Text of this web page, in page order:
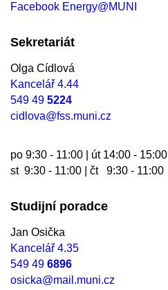
Facebook Energy@MUNI
Sekretariát
Olga Cídlová
Kancelář 4.44
549 49 5224
cidlova@fss.muni.cz
po 9:30 - 11:00 | út 14:00 - 15:00
st 9:30 - 11:00 | čt 9:30 - 11:00
Studijní poradce
Jan Osička
Kancelář 4.35
549 49 6896
osicka@mail.muni.cz